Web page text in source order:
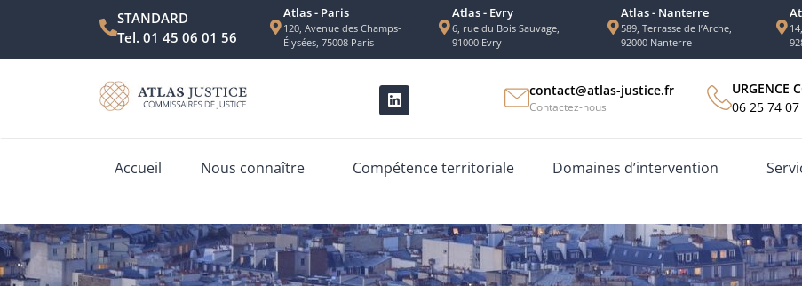
STANDARD
Tel. 01 45 06 01 56
Atlas - Paris
120, Avenue des Champs-
Élysées, 75008 Paris
Atlas - Evry
6, rue du Bois Sauvage,
91000 Evry
Atlas - Nanterre
589, Terrasse de l’Arche,
92000 Nanterre
contact@atlas-justice.fr
Contactez-nous
URGENCE
06 25 74
Accueil Nous connaître Compétence territoriale Domaines d’intervention